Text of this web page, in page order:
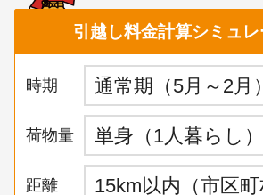
引越し料金計算シミュ
時期
荷物量
距離